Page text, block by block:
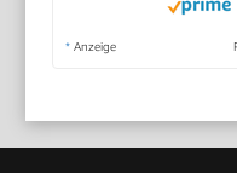
* Anzeige